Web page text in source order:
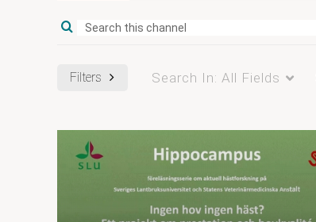
Filters Search In: All Fields